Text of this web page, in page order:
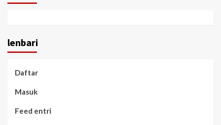
lenbari
Daftar
Masuk
Feed entri